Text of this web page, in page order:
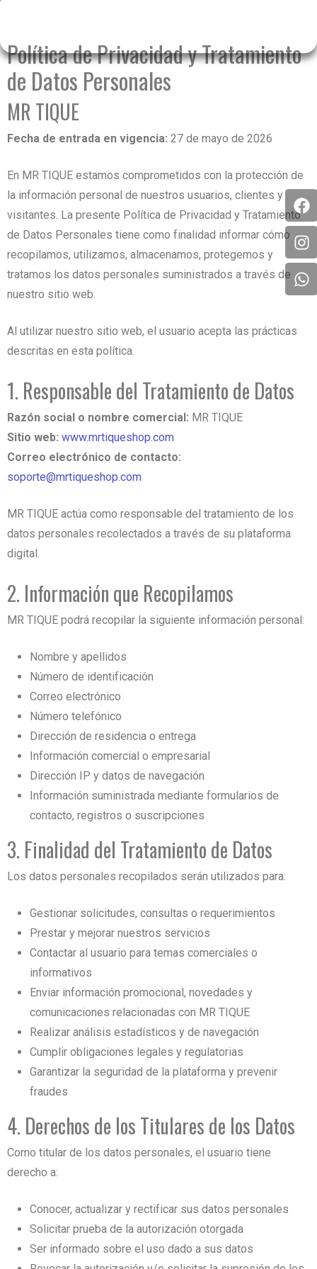
Política de Privacidad y Tratamiento
de Datos Personales
MR TIQUE
Fecha de entrada en vigencia: 27 de mayo de 2026
En MR TIQUE estamos comprometidos con la protección de
la información personal de nuestros usuarios, clientes y
visitantes. La presente Política de Privacidad y Tratamiento
de Datos Personales tiene como finalidad informar cómo
recopilamos, utilizamos, almacenamos, protegemos y
tratamos los datos personales suministrados a través de
nuestro sitio web.
Al utilizar nuestro sitio web, el usuario acepta las prácticas
descritas en esta política.
1. Responsable del Tratamiento de Datos
Razón social o nombre comercial: MR TIQUE
Sitio web: www.mrtiqueshop.com
Correo electrónico de contacto:
soporte@mrtiqueshop.com
MR TIQUE actúa como responsable del tratamiento de los
datos personales recolectados a través de su plataforma
digital.
2. Información que Recopilamos
MR TIQUE podrá recopilar la siguiente información personal:
Nombre y apellidos
Número de identificación
Correo electrónico
Número telefónico
Dirección de residencia o entrega
Información comercial o empresarial
Dirección IP y datos de navegación
Información suministrada mediante formularios de
contacto, registros o suscripciones
3. Finalidad del Tratamiento de Datos
Los datos personales recopilados serán utilizados para:
Gestionar solicitudes, consultas o requerimientos
Prestar y mejorar nuestros servicios
Contactar al usuario para temas comerciales o
informativos
Enviar información promocional, novedades y
comunicaciones relacionadas con MR TIQUE
Realizar análisis estadísticos y de navegación
Cumplir obligaciones legales y regulatorias
Garantizar la seguridad de la plataforma y prevenir
fraudes
4. Derechos de los Titulares de los Datos
Como titular de los datos personales, el usuario tiene
derecho a:
Conocer, actualizar y rectificar sus datos personales
Solicitar prueba de la autorización otorgada
Ser informado sobre el uso dado a sus datos